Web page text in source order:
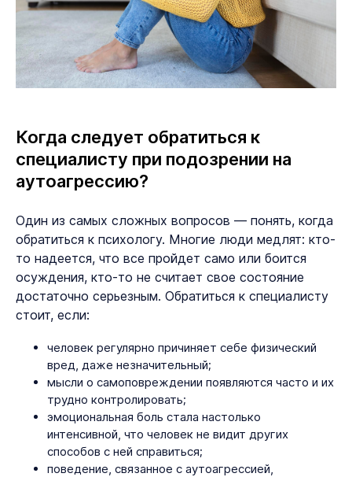
Когда следует обратиться к
специалисту при подозрении на
аутоагрессию?
Один из самых сложных вопросов — понять, когда
обратиться к психологу. Многие люди медлят: кто-
то надеется, что все пройдет само или боится
осуждения, кто-то не считает свое состояние
достаточно серьезным. Обратиться к специалисту
стоит, если:
человек регулярно причиняет себе физический
вред, даже незначительный;
мысли о самоповреждении появляются часто и их
трудно контролировать;
эмоциональная боль стала настолько
интенсивной, что человек не видит других
способов с ней справиться;
поведение, связанное с аутоагрессией,